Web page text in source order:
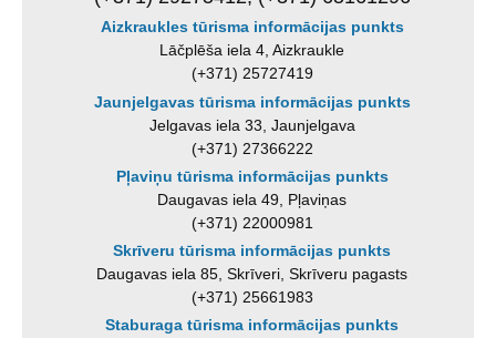
Aizkraukles tūrisma informācijas punkts
Lāčplēša iela 4, Aizkraukle
(+371) 25727419
Jaunjelgavas tūrisma informācijas punkts
Jelgavas iela 33, Jaunjelgava
(+371) 27366222
Pļaviņu tūrisma informācijas punkts
Daugavas iela 49, Pļaviņas
(+371) 22000981
Skrīveru tūrisma informācijas punkts
Daugavas iela 85, Skrīveri, Skrīveru pagasts
(+371) 25661983
Staburaga tūrisma informācijas punkts